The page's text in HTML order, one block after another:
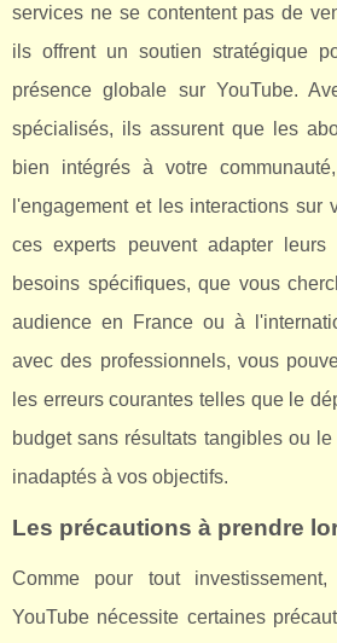
services ne se contentent pas de
ils offrent un soutien stratégique
présence globale sur YouTube.
spécialisés, ils assurent que les
bien intégrés à votre
l'engagement et les interactions sur
ces experts peuvent adapter
besoins spécifiques, que vous
audience en France ou à
avec des professionnels, vous
les erreurs courantes telles que le
budget sans résultats tangibles ou
inadaptés à vos objectifs.
Les précautions à prendre
Comme pour tout
YouTube nécessite certaines